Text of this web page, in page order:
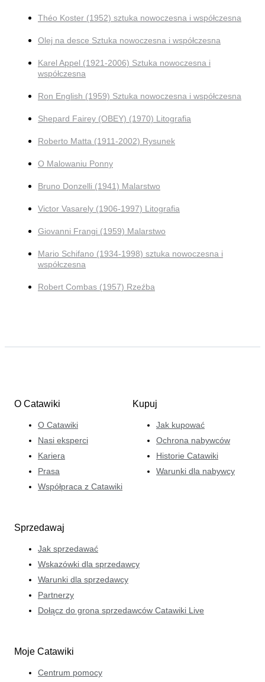
Théo Koster (1952) sztuka nowoczesna i współczesna
Olej na desce Sztuka nowoczesna i współczesna
Karel Appel (1921-2006) Sztuka nowoczesna i
współczesna
Ron English (1959) Sztuka nowoczesna i współczesna
Shepard Fairey (OBEY) (1970) Litografia
Roberto Matta (1911-2002) Rysunek
O Malowaniu Ponny
Bruno Donzelli (1941) Malarstwo
Victor Vasarely (1906-1997) Litografia
Giovanni Frangi (1959) Malarstwo
Mario Schifano (1934-1998) sztuka nowoczesna i
współczesna
Robert Combas (1957) Rzeźba
O Catawiki
O Catawiki
Nasi eksperci
Kariera
Prasa
Współpraca z Catawiki
Kupuj
Jak kupować
Ochrona nabywców
Historie Catawiki
Warunki dla nabywcy
Sprzedawaj
Jak sprzedawać
Wskazówki dla sprzedawcy
Warunki dla sprzedawcy
Partnerzy
Dołącz do grona sprzedawców Catawiki Live
Moje Catawiki
Centrum pomocy